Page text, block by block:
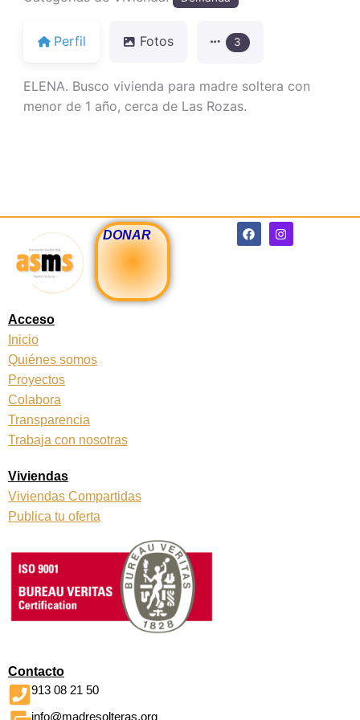
Perfil Fotos 3
ELENA. Busco vivienda para madre soltera con
menor de 1 año, cerca de Las Rozas.
DONAR
F
a
c
I
n
s
Acceso
Inicio
Quiénes somos
Proyectos
Colabora
Transparencia
Trabaja con nosotras
Viviendas
Viviendas Compartidas
Publica tu oferta
Contacto
913 08 21 50
info@madresolteras.org